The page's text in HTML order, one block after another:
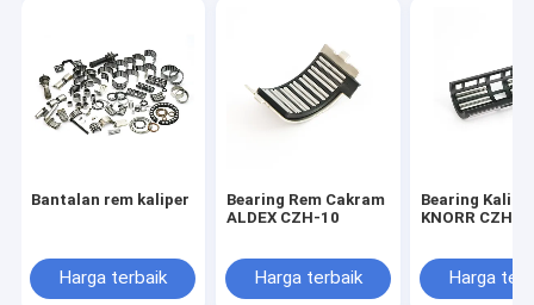
Bantalan rem kaliper
Harga terbaik
Bearing Rem Cakram
ALDEX CZH-10
Harga terbaik
Bearing
KNORR CZH-8
Harga